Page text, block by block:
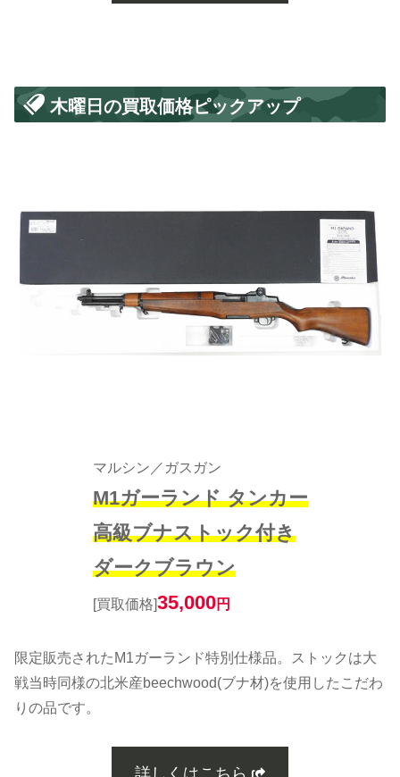
木曜日の買取価格ピックアップ
マルシン／ガスガン
M1ガーランド タンカー
高級ブナストック付き
ダークブラウン
[買取価格]35,000円
限定販売されたM1ガーランド特別仕様品。ストックは大
戦当時同様の北米産beechwood(ブナ材)を使用したこだわ
りの品です。
詳しくはこちら